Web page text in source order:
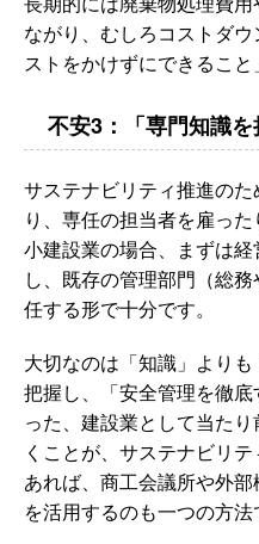
ながり、むしろコストダ
ストをかけずにできること
不安3：「専門知識を
サステナビリティ推進の
り、専任の担当者を雇っ
小建設業の場合、まずは
し、既存の管理部門（総
任する形で十分です。
大切なのは「知識」より
把握し、「安全管理を徹
った、建設業として当た
くことが、サステナビリ
あれば、商工会議所や外
を活用するのも一つの方法